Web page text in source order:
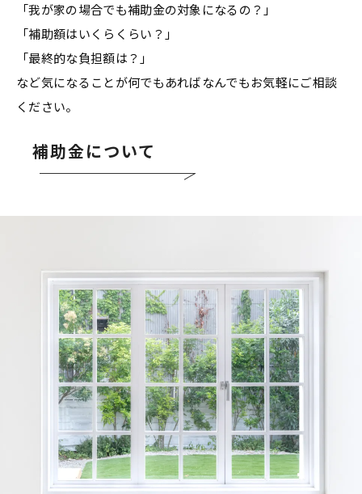
「我が家の場合でも補助金の対象になるの？」
「補助額はいくらくらい？」
「最終的な負担額は？」
など気になることが何でもあればなんでもお気軽にご相談
ください。
補助金について